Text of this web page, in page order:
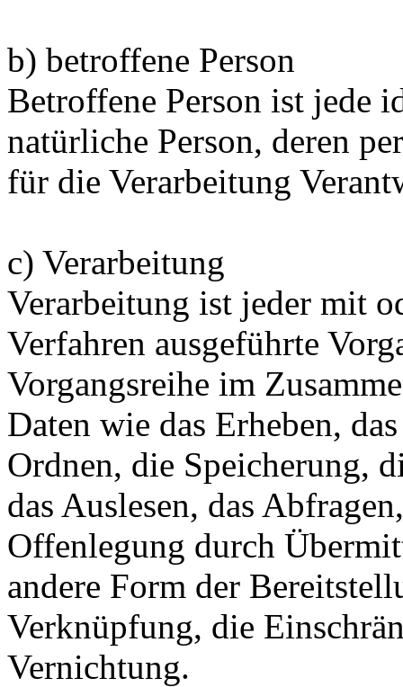
b) betroffene Person
Betroffene Person ist jede
natürliche Person, deren
für die Verarbeitung
c) Verarbeitung
Verarbeitung ist jeder mit
Verfahren ausgeführte
Vorgangsreihe im
Daten wie das Erheben,
Ordnen, die Speicherung,
das Auslesen, das
Offenlegung durch
andere Form der
Verknüpfung, die
Vernichtung.